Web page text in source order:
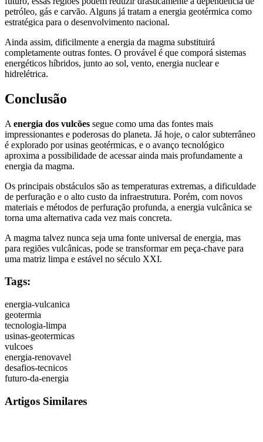
petróleo, gás e carvão. Alguns já tratam a energia geotérmica como
estratégica para o desenvolvimento nacional.
Ainda assim, dificilmente a energia da magma substituirá
completamente outras fontes. O provável é que comporá sistemas
energéticos híbridos, junto ao sol, vento, energia nuclear e
hidrelétrica.
Conclusão
A energia dos vulcões segue como uma das fontes mais
impressionantes e poderosas do planeta. Já hoje, o calor subterrâneo
é explorado por usinas geotérmicas, e o avanço tecnológico
aproxima a possibilidade de acessar ainda mais profundamente a
energia da magma.
Os principais obstáculos são as temperaturas extremas, a dificuldade
de perfuração e o alto custo da infraestrutura. Porém, com novos
materiais e métodos de perfuração profunda, a energia vulcânica se
torna uma alternativa cada vez mais concreta.
A magma talvez nunca seja uma fonte universal de energia, mas
para regiões vulcânicas, pode se transformar em peça-chave para
uma matriz limpa e estável no século XXI.
Tags:
energia-vulcanica
geotermia
tecnologia-limpa
usinas-geotermicas
vulcoes
energia-renovavel
desafios-tecnicos
futuro-da-energia
Artigos Similares